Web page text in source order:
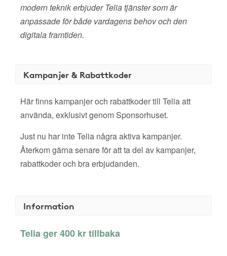
modern teknik erbjuder Telia tjänster som är
anpassade för både vardagens behov och den
digitala framtiden.
Kampanjer & Rabattkoder
Här finns kampanjer och rabattkoder till Telia att
använda, exklusivt genom Sponsorhuset.
Just nu har inte Telia några aktiva kampanjer.
Återkom gärna senare för att ta del av kampanjer,
rabattkoder och bra erbjudanden.
Information
Telia ger 400 kr tillbaka